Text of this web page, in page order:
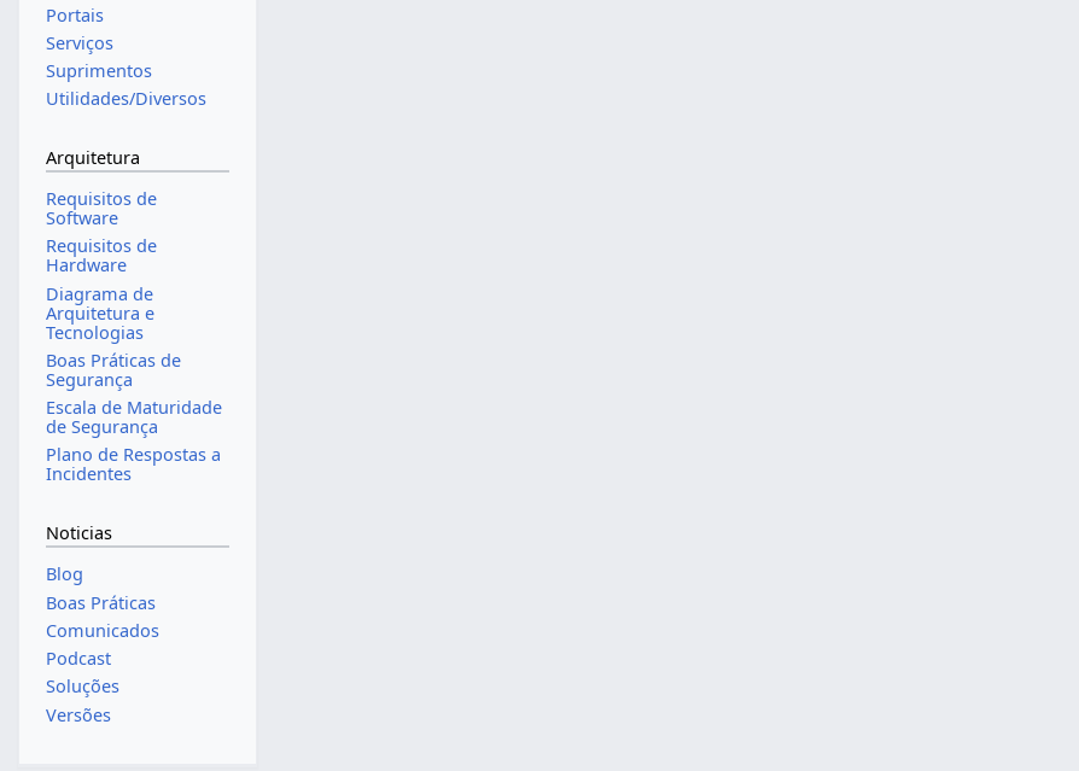
Portais
Serviços
Suprimentos
Utilidades/Diversos
Arquitetura
Requisitos de
Software
Requisitos de
Hardware
Diagrama de
Arquitetura e
Tecnologias
Boas Práticas de
Segurança
Escala de Maturidade
de Segurança
Plano de Respostas a
Incidentes
Noticias
Blog
Boas Práticas
Comunicados
Podcast
Soluções
Versões